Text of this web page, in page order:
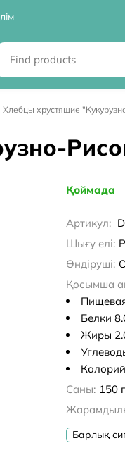
Хлебцы хрустящие
Қоймада
Артикул:
Шығу елі:
Өндіруші:
Қосымша
Белки
Жиры
Саны: 150
Барлық